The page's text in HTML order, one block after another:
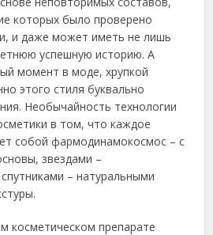
которых было проверено
и даже может иметь не лишь
успешную историю. А
момент в моде, хрупкой
этого стиля буквально
Необычайность технологии
в том, что каждое
собой фармодинамокосмос – с
звездами –
– натуральными
косметическом препарате